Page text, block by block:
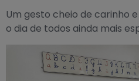
Um gesto cheio de carinho
o dia de todos ainda mais